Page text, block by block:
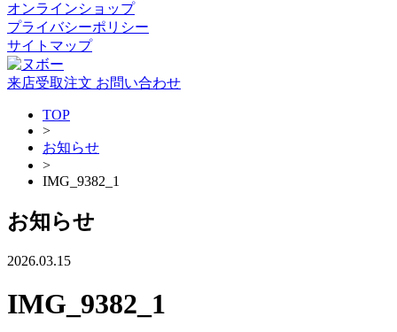
オンラインショップ
プライバシーポリシー
サイトマップ
来店受取注文 お問い合わせ
TOP
>
お知らせ
>
IMG_9382_1
お知らせ
2026.03.15
IMG_9382_1